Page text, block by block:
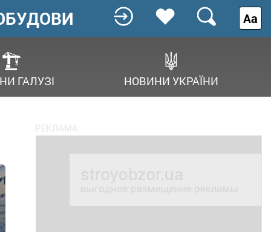
ГАЛУЗІ НОВИНИ УКРАЇНИ
Аа